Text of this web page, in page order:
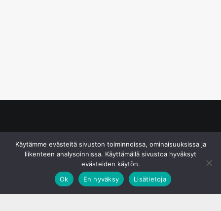
Käytämme evästeitä sivuston toiminnoissa, ominaisuuksissa ja
liikenteen analysoinnissa. Käyttämällä sivustoa hyväksyt
evästeiden käytön.
Ok
En hyväksy Lisätietoja